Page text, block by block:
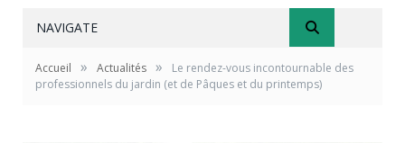
NAVIGATE
Accueil » Actualités »
Le rendez-vous incontournable des
professionnels du jardin (et de Pâques et du printemps)